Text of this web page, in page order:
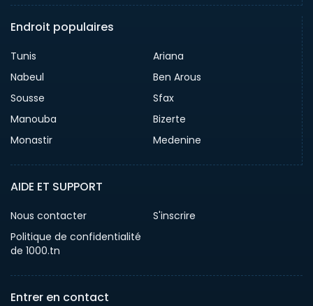
Endroit populaires
Tunis
Ariana
Nabeul
Ben Arous
Sousse
Sfax
Manouba
Bizerte
Monastir
Medenine
AIDE ET SUPPORT
Nous contacter
S'inscrire
Politique de confidentialité
de 1000.tn
Entrer en contact